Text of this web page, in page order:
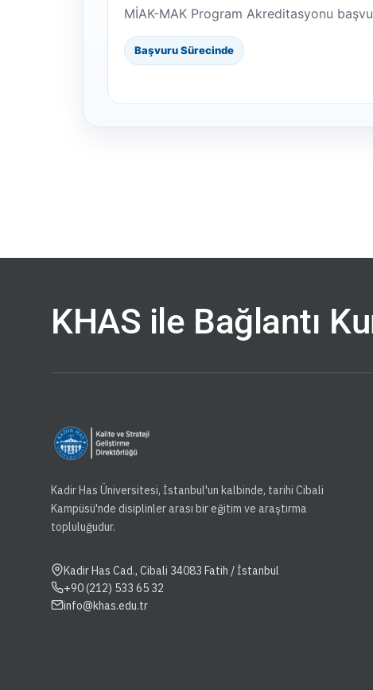
MİAK-MAK Program Akreditasyonu
Başvuru Sürecinde
KHAS ile Bağlantı
Kadir Has Üniversitesi, İstanbul'un kalbinde, tarihi Cibali
Kampüsü'nde disiplinler arası bir eğitim ve araştırma
topluluğudur.
Kadir Has Cad., Cibali 34083 Fatih / İstanbul
+90 (212) 533 65 32
info@khas.edu.tr